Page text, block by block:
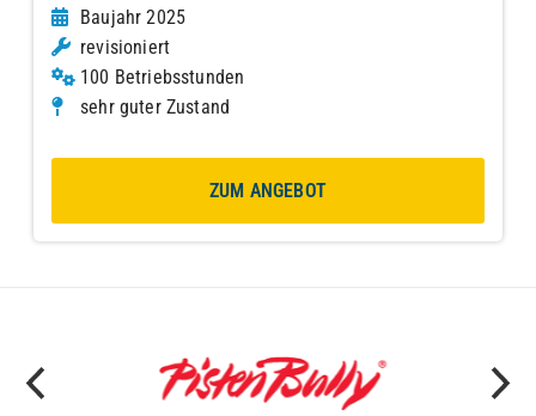
Baujahr 2025
revisioniert
100 Betriebsstunden
sehr guter Zustand
ZUM ANGEBOT